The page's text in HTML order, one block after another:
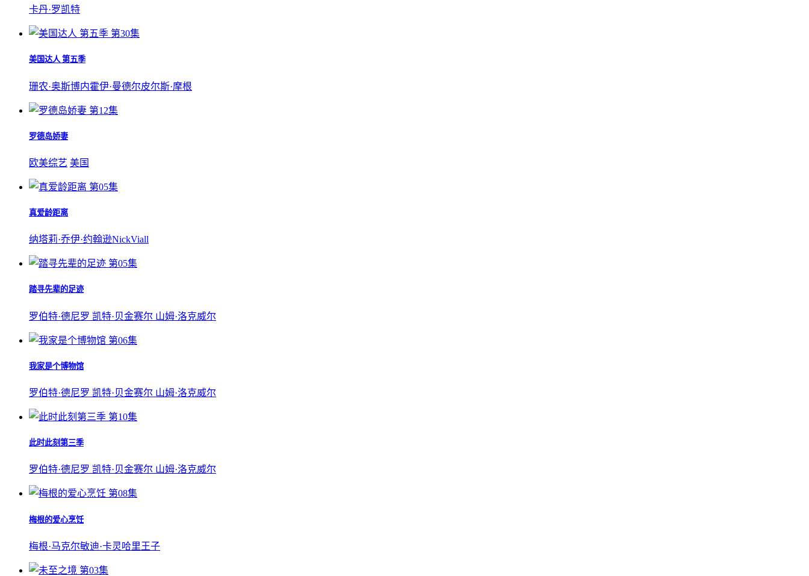
卡丹·罗凯特
第30集
美国达人 第五季
珊农·奥斯博内霍伊·曼德尔皮尔斯·摩根
第12集
罗德岛娇妻
欧美综艺 美国
第05集
真爱龄距离
纳塔莉·乔伊·约翰逊NickViall
第05集
踏寻先辈的足迹
罗伯特·德尼罗 凯特·贝金赛尔 山姆·洛克威尔
第06集
我家是个博物馆
罗伯特·德尼罗 凯特·贝金赛尔 山姆·洛克威尔
第10集
此时此刻第三季
罗伯特·德尼罗 凯特·贝金赛尔 山姆·洛克威尔
第08集
梅根的爱心烹饪
梅根·马克尔敏迪·卡灵哈里王子
第03集